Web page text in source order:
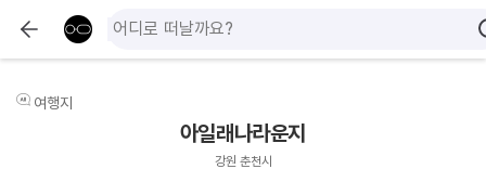
여행지
아일래나라운지
강원 춘천시